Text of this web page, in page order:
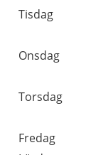
Tisdag
Onsdag
Torsdag
Fredag